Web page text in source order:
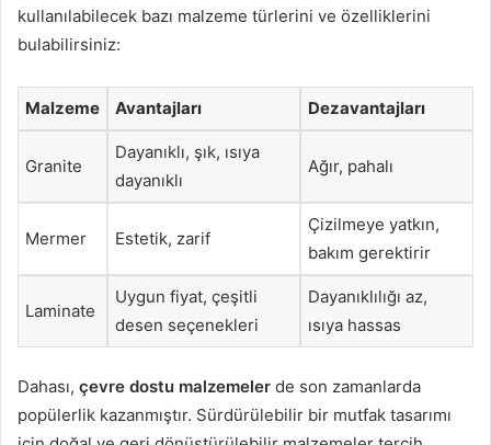
kullanılabilecek bazı malzeme türlerini ve özelliklerini
bulabilirsiniz:
Malzeme Avantajları Dezavantajları
Granite
Dayanıklı, şık, ısıya
dayanıklı
Ağır, pahalı
Mermer Estetik, zarif
Çizilmeye yatkın,
bakım gerektirir
Laminate
Uygun fiyat, çeşitli
desen seçenekleri
Dayanıklılığı az,
ısıya hassas
Dahası, çevre dostu malzemeler de son zamanlarda
popülerlik kazanmıştır. Sürdürülebilir bir mutfak tasarımı